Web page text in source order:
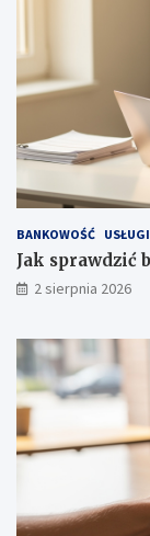
BANKOWOŚĆ
Jak sprawdzić
2 sierpnia 2026